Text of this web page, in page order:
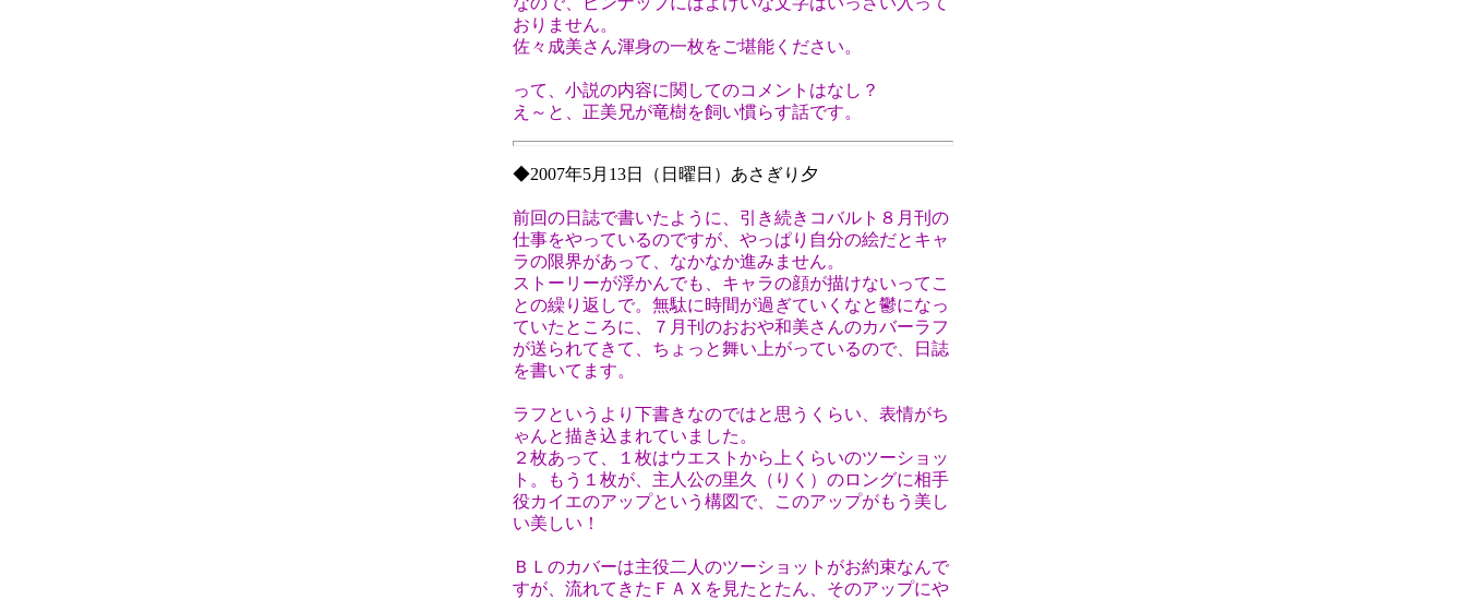
おりません。
佐々成美さん渾身の一枚をご堪能ください。
って、小説の内容に関してのコメントはなし？
え～と、正美兄が竜樹を飼い慣らす話です。
◆2007年5月13日（日曜日）あさぎり夕
前回の日誌で書いたように、引き続きコバルト８月刊の
仕事をやっているのですが、やっぱり自分の絵だとキャ
ラの限界があって、なかなか進みません。
ストーリーが浮かんでも、キャラの顔が描けないってこ
との繰り返しで。無駄に時間が過ぎていくなと鬱になっ
ていたところに、７月刊のおおや和美さんのカバーラフ
が送られてきて、ちょっと舞い上がっているので、日誌
を書いてます。
ラフというより下書きなのではと思うくらい、表情がち
ゃんと描き込まれていました。
２枚あって、１枚はウエストから上くらいのツーショッ
ト。もう１枚が、主人公の里久（りく）のロングに相手
役カイエのアップという構図で、このアップがもう美し
い美しい！
ＢＬのカバーは主役二人のツーショットがお約束なんで
すが、流れてきたＦＡＸを見たとたん、そのアップにや